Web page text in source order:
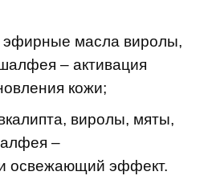
эфирные масла виролы,
– активация
кожи;
виролы, мяты,
–
освежающий эффект.